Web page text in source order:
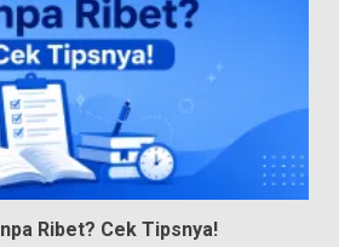
Ribet? Cek Tipsnya!